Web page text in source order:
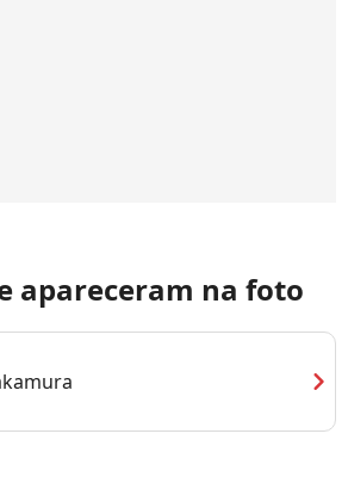
apareceram na foto
chevron_right